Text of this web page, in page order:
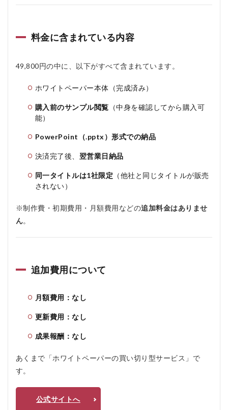
料金に含まれている内容
49,800円の中に、以下がすべて含まれています。
ホワイトペーパー本体（完成済み）
購入前のサンプル閲覧 （中身を確認してから購入可
能）
PowerPoint（.pptx）形式での納品
決済完了後、 翌営業日納品
同一タイトルは1社限定 （他社と同じタイトルが販売
されない）
※制作費・初期費用・月額費用などの追加料金はありませ
ん。
追加費用について
月額費用：なし
更新費用：なし
成果報酬：なし
あくまで「ホワイトペーパーの買い切り型サービス」で
す。
公式サイトへ